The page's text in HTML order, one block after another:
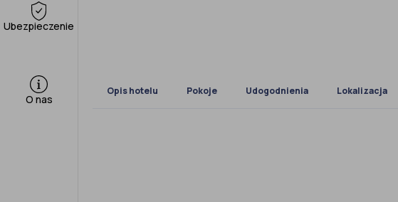
Ubezpieczenie
O nas
Opis hotelu Pokoje Udogodnienia Lokalizacja